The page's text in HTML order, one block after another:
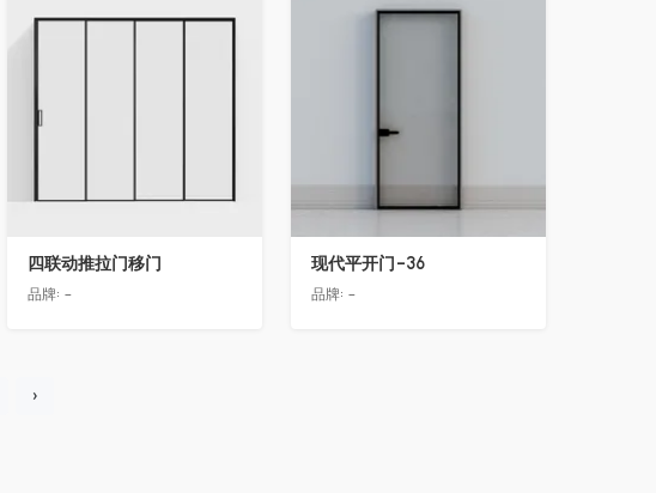
收藏
四联动推拉门移门
品牌: -
收藏
现代平开门-36
品牌: -